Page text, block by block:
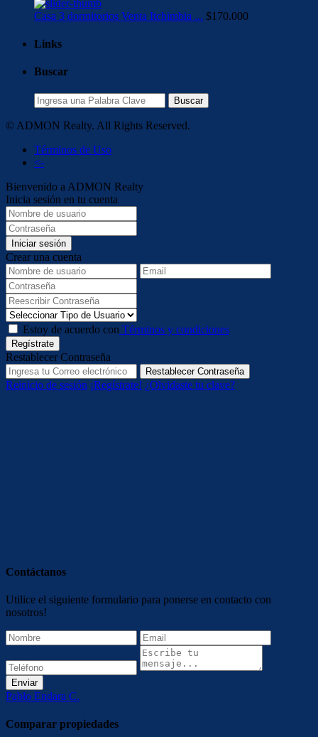
Casa 3 dormitorios Venta Itchimbia ... $170.000
Links
Buscar
Buscar: Buscar
© ADMON Realty. All Rights Reserved.
Términos de Uso
<-
Bienvenido a ADMON Realty
Inicia sesión en tu cuenta
Iniciar sesión
Crear una cuenta
Estoy de acuerdo con Términos y condiciones
Regístrate
Restablecer Contraseña
Restablecer Contraseña
Reinicio de sesión ¡Regístrate! ¿Olvidaste tu clave?
Contáctanos
Utilice el siguiente formulario para ponerse en contacto con
nosotros!
Enviar
Pablo Endara C.
Comparar propiedades